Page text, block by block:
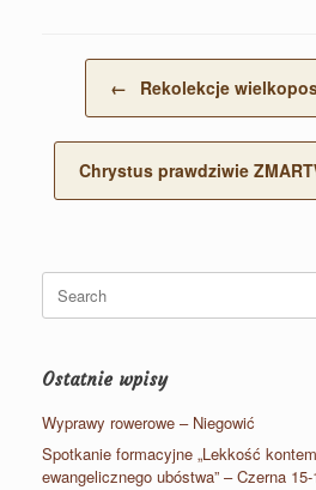
← Rekolekcje
Chrystus prawdziwie
Search
for:
Ostatnie wpisy
Wyprawy rowerowe – Niegowić
Spotkanie formacyjne „Lekkość
ewangelicznego ubóstwa” – Czerna